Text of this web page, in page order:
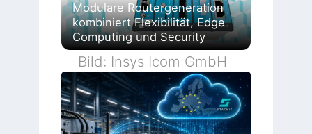
Modulare Routergeneration
kombiniert Flexibilität, Edge
Computing und Security
Bild: Insys Icom GmbH